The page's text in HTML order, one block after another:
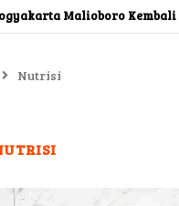
Malioboro
Nutrisi